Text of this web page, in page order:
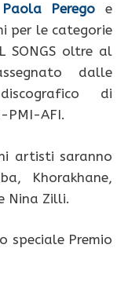
Perego e
per le categorie
SONGS oltre al
dalle
di
PMI-AFI.
artisti saranno
Khorakhane,
Nina Zilli.
speciale Premio